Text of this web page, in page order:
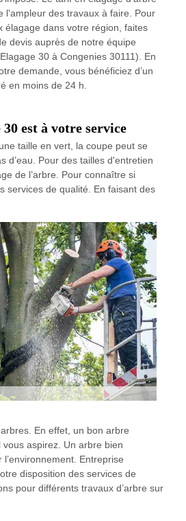
l'ampleur des travaux à faire. Pour
élagage dans votre région, faites
devis auprès de notre équipe
30 à Congenies 30111). En
demande, vous bénéficiez d’un
en moins de 24 h.
est à votre service
taille en vert, la coupe peut se
d’eau. Pour des tailles d'entretien
de l’arbre. Pour connaître si
services de qualité. En faisant des
En effet, un bon arbre
aspirez. Un arbre bien
Entreprise
disposition des services de
pour différents travaux d’arbre sur